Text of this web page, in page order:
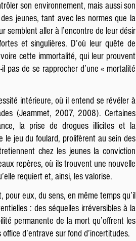
son environnement, mais aussi son
jeunes, tant avec les normes que la
semblent aller à l’encontre de leur désir
et singulières. D’où leur quête de
cette immortalité, qui leur prouvent
pas de se rapprocher d’une « mortalité
intérieure, où il entend se révéler à
(Jeammet, 2007, 2008). Certaines
la prise de drogues illicites et la
le jeu du foulard, prolifèrent au sein des
chez les jeunes la conviction
repères, où ils trouvent une nouvelle
requiert et, ainsi, les valorise.
eux, du sens, en même temps qu’il
: des séquelles irréversibles à la
permanente de la mort qu’offrent les
d’entrave sur fond d’incertitudes.